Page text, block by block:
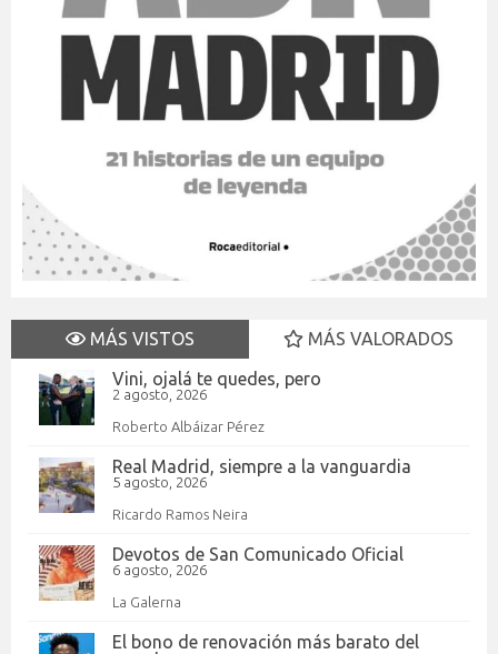
MÁS VISTOS
MÁS VALORADOS
Vini, ojalá te quedes, pero
2 agosto, 2026
Roberto Albáizar Pérez
Real Madrid, siempre a la vanguardia
5 agosto, 2026
Ricardo Ramos Neira
Devotos de San Comunicado Oficial
6 agosto, 2026
La Galerna
El bono de renovación más barato del